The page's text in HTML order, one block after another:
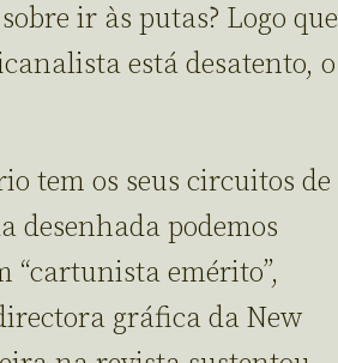
ir às putas? Logo que
está desatento, o
tem os seus circuitos de
desenhada podemos
emérito”,
gráfica da New